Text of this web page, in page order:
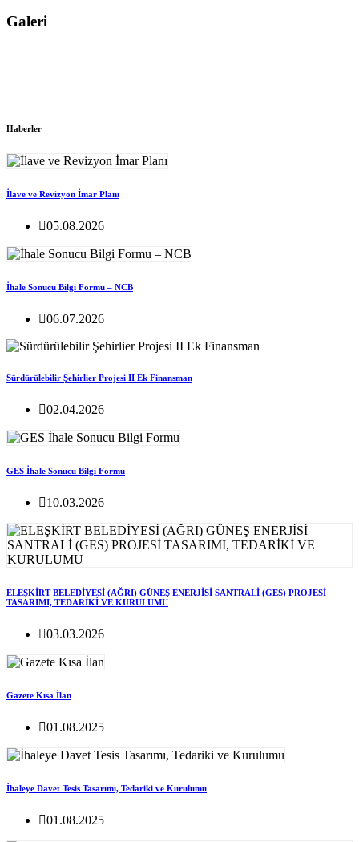
Galeri
Haberler
İlave ve Revizyon İmar Planı
05.08.2026
İhale Sonucu Bilgi Formu – NCB
06.07.2026
Sürdürülebilir Şehirlier Projesi II Ek Finansman
02.04.2026
GES İhale Sonucu Bilgi Formu
10.03.2026
ELEŞKİRT BELEDİYESİ (AĞRI) GÜNEŞ ENERJİSİ SANTRALİ (GES) PROJESİ
TASARIMI, TEDARİKİ VE KURULUMU
03.03.2026
Gazete Kısa İlan
01.08.2025
İhaleye Davet Tesis Tasarımı, Tedariki ve Kurulumu
01.08.2025